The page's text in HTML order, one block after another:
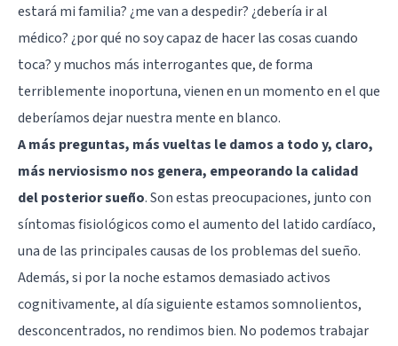
estará mi familia? ¿me van a despedir? ¿debería ir al
médico? ¿por qué no soy capaz de hacer las cosas cuando
toca? y muchos más interrogantes que, de forma
terriblemente inoportuna, vienen en un momento en el que
deberíamos dejar nuestra mente en blanco.
A más preguntas, más vueltas le damos a todo y, claro,
más nerviosismo nos genera, empeorando la calidad
del posterior sueño. Son estas preocupaciones, junto con
síntomas fisiológicos como el aumento del latido cardíaco,
una de las principales causas de los problemas del sueño.
Además, si por la noche estamos demasiado activos
cognitivamente, al día siguiente estamos somnolientos,
desconcentrados, no rendimos bien. No podemos trabajar